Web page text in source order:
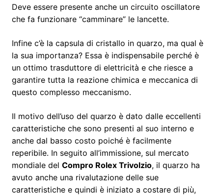
Deve essere presente anche un circuito oscillatore
che fa funzionare “camminare” le lancette.
Infine c’è la capsula di cristallo in quarzo, ma qual è
la sua importanza? Essa è indispensabile perché è
un ottimo trasduttore di elettricità e che riesce a
garantire tutta la reazione chimica e meccanica di
questo complesso meccanismo.
Il motivo dell’uso del quarzo è dato dalle eccellenti
caratteristiche che sono presenti al suo interno e
anche dal basso costo poiché è facilmente
reperibile. In seguito all’immissione, sul mercato
mondiale del Compro Rolex Trivolzio, il quarzo ha
avuto anche una rivalutazione delle sue
caratteristiche e quindi è iniziato a costare di più,